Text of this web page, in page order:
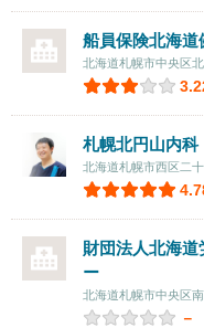
船員保険北海道
北海道札幌市中央区
札幌北円山内科
北海道札幌市西区二
財団法人北海
ー
北海道札幌市中央区
－